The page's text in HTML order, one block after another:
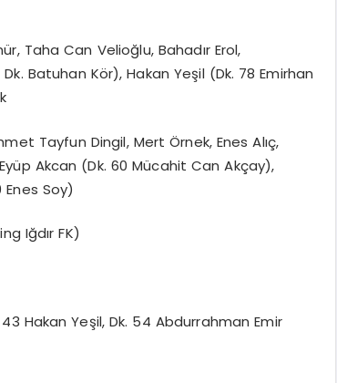
Taha Can Velioğlu, Bahadır Erol,
Batuhan Kör), Hakan Yeşil (Dk. 78 Emirhan
Tayfun Dingil, Mert Örnek, Enes Alıç,
Akcan (Dk. 60 Mücahit Can Akçay),
Soy)
Iğdır FK)
Hakan Yeşil, Dk. 54 Abdurrahman Emir